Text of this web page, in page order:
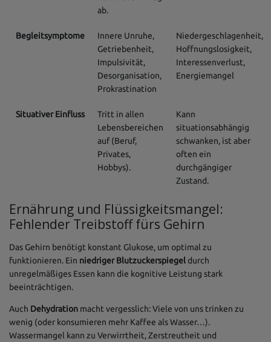
ab.
Begleitsymptome
Innere Unruhe,
Getriebenheit,
Impulsivität,
Desorganisation,
Prokrastination
Niedergeschlagenheit,
Hoffnungslosigkeit,
Interessenverlust,
Energiemangel
Situativer Einfluss
Tritt in allen
Lebensbereichen
auf (Beruf,
Privates,
Hobbys).
Kann
situationsabhängig
schwanken, ist aber
often ein
durchgängiger
Zustand.
Ernährung und Flüssigkeitsmangel:
Fehlender Treibstoff fürs Gehirn
Das Gehirn benötigt konstant Glukose, um optimal zu
funktionieren. Ein niedriger Blutzuckerspiegeldurch
unregelmäßiges Essen kann die kognitive Leistung stark
beeinträchtigen.
Auch Dehydration macht vergesslich: Viele von uns trinken zu
wenig (oder konsumieren mehr Kaffee als Wasser…).
Wassermangel kann zu Verwirrtheit, Zerstreutheit und